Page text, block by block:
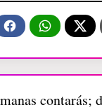
contarás;